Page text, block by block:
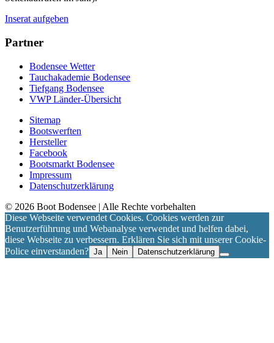
Inserat aufgeben
Partner
Bodensee Wetter
Tauchakademie Bodensee
Tiefgang Bodensee
VWP Länder-Übersicht
Sitemap
Bootswerften
Hersteller
Facebook
Bootsmarkt Bodensee
Impressum
Datenschutzerklärung
© 2026 Boot Bodensee | Alle Rechte vorbehalten
Diese Webseite verwendet Cookies. Cookies werden zur
Benutzerführung und Webanalyse verwendet und helfen dabei,
diese Webseite zu verbessern. Erklären Sie sich mit unserer Cookie-
Police einverstanden? Ja Nein Datenschutzerklärung